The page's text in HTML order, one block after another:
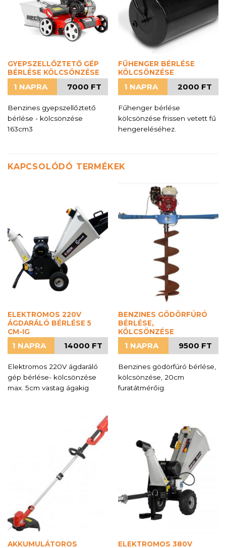
GYEPSZELLŐZTETŐ GÉP
BÉRLÉSE KÖLCSÖNZÉSE
1 NAPRA 7000 FT
Benzines gyepszellőztető
bérlése - kölcsönzése
163cm3
FŰHENGER BÉRLÉSE
KÖLCSÖNZÉSE
1 NAPRA 2000 FT
Fűhenger bérlése
kölcsönzése frissen vetett fű
hengereléséhez.
KAPCSOLÓDÓ TERMÉKEK
ELEKTROMOS 220V
ÁGDARÁLÓ BÉRLÉSE 5
CM-IG
1 NAPRA 14000 FT
Elektromos 220V ágdaráló
gép bérlése- kölcsönzése
max. 5cm vastag ágakig
BENZINES GÖDÖRFÚRÓ
BÉRLÉSE,
KÖLCSÖNZÉSE
1 NAPRA 9500 FT
Benzines gödörfúró bérlése,
kölcsönzése, 20cm
furatátmérőig.
AKKUMULÁTOROS
ELEKTROMOS 380V